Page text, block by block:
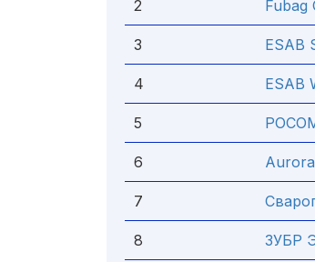
2 Fubag
3 ESAB
4 ESAB
5
6
7
8 ЗУБР